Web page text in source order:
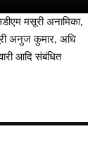
मसूरी अनामिका,
अनुज कुमार, अधि
आदि संबंधित